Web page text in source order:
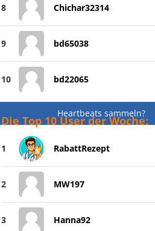
8 Chichar32314
9 bd65038
10 bd22065
Heartbeats sammeln?
Die Top 10 User der Woche:
1 RabattRezept
2 MW197
3 Hanna92